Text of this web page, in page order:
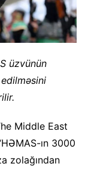
üzvünün
edilməsini
Middle East
ın 3000
zolağından